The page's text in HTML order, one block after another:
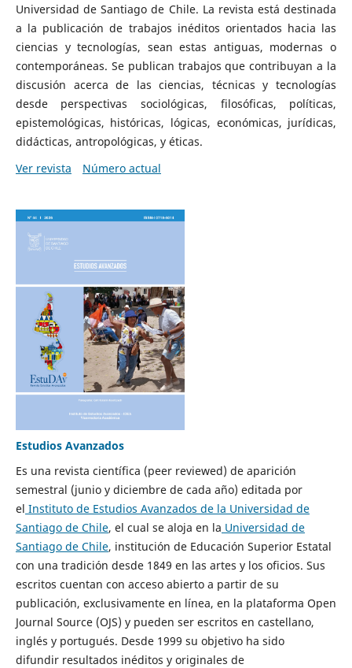
Universidad de Santiago de Chile. La revista está destinada
a la publicación de trabajos inéditos orientados hacia las
ciencias y tecnologías, sean estas antiguas, modernas o
contemporáneas. Se publican trabajos que contribuyan a la
discusión acerca de las ciencias, técnicas y tecnologías
desde perspectivas sociológicas, filosóficas, políticas,
epistemológicas, históricas, lógicas, económicas, jurídicas,
didácticas, antropológicas, y éticas.
Ver revista
Número actual
Estudios Avanzados
Es una revista científica (peer reviewed) de aparición
semestral (junio y diciembre de cada año) editada por
el Instituto de Estudios Avanzados de la Universidad de
Santiago de Chile, el cual se aloja en la Universidad de
Santiago de Chile, institución de Educación Superior Estatal
con una tradición desde 1849 en las artes y los oficios. Sus
escritos cuentan con acceso abierto a partir de su
publicación, exclusivamente en línea, en la plataforma Open
Journal Source (OJS) y pueden ser escritos en castellano,
inglés y portugués. Desde 1999 su objetivo ha sido
difundir resultados inéditos y originales de